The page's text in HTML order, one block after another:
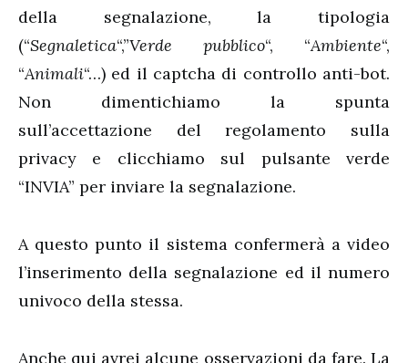
della segnalazione, la tipologia
(“Segnaletica“,”Verde pubblico“, “Ambiente“,
“Animali“…) ed il captcha di controllo anti-bot.
Non dimentichiamo la spunta
sull’accettazione del regolamento sulla
privacy e clicchiamo sul pulsante verde
“INVIA” per inviare la segnalazione.
A questo punto il sistema confermerà a video
l’inserimento della segnalazione ed il numero
univoco della stessa.
Anche qui avrei alcune osservazioni da fare. La